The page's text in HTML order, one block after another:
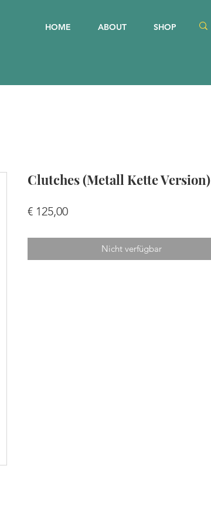
HOME ABOUT SHOP
Clutches (Metall Kette Version)
€ 125,00Preis
Nicht verfügbar